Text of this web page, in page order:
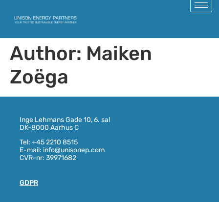
Author: Maiken
Zoëga
Inge Lehmans Gade 10, 6. sal
DK-8000 Aarhus C
Tel: +45 2210 8515
E-mail: info@unisonep.com
CVR-nr: 39971682
GDPR